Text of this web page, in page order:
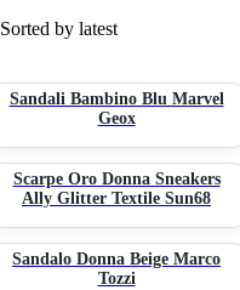
Sorted by latest
Sandali Bambino Blu Marvel
Geox
Scarpe Oro Donna Sneakers
Ally Glitter Textile Sun68
Sandalo Donna Beige Marco
Tozzi